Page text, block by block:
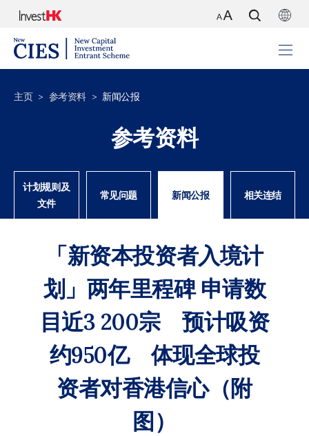
主页 参考资料 新闻公报
参考资料
计划规则及
文件
常见问题 新闻公报 相关连结
「新资本投资者入境计
划」两年里程碑 申请数
目近3 200宗 预计吸资
约950亿 体现全球投
资者对香港信心（附
图）